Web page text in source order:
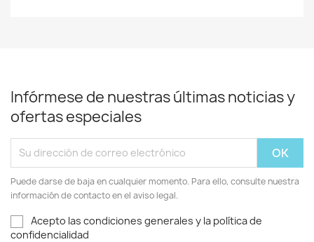
Infórmese de nuestras últimas noticias y
ofertas especiales
Puede darse de baja en cualquier momento. Para ello, consulte nuestra
información de contacto en el aviso legal.
Acepto las condiciones generales y la política de
confidencialidad